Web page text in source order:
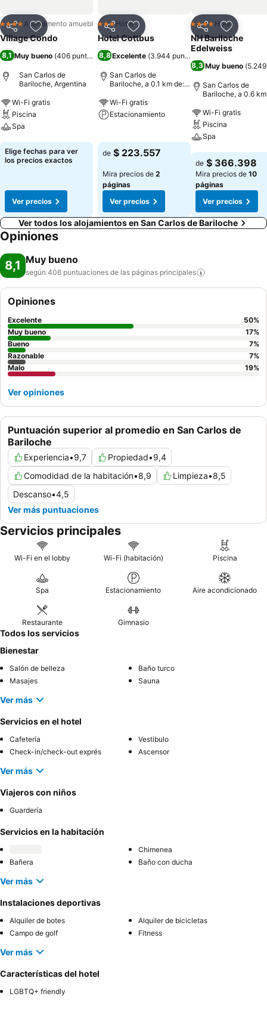
CompartirAgregar a favoritos
4 EstrellasApartamento amueblado
Village Condo
8,1 Muy bueno (406 puntuaciones)
San Carlos de
Bariloche, Argentina
Wi-Fi gratis
Piscina
Spa
Ver precios
Elige fechas para ver
los precios exactos
Ver precios
CompartirAgregar a favoritos
3 Estrellas
Hotel
Hotel Cottbus
8,8Excelente (3.944 puntuaciones
San Carlos de
Bariloche, a 0.1 km de:
Wi-Fi gratis
Estacionamiento
de $ 223.557
Mira precios de 2
páginas
Ver precios
CompartirAgregar
4 EstrellasHotel
NH Bariloche
Edelweiss
8,3 Muy bueno (
San Carlos de
Bariloche, a 0.6
Wi-Fi gratis
Piscina
Spa
Ver precios
de $ 366.398
Mira precios de 10
páginas
Ver precios
Ver todos los alojamientos en San Carlos de Bariloche
Opiniones
8,1 Muy bueno
según 406 puntuaciones de las páginas principales
Puntuación superior al promedio en San Carlos de
Bariloche
Experiencia•9,7 Propiedad•9,4
Comodidad de la habitación•8,9 Limpieza•8,5
Descanso•4,5
Ver más puntuaciones
Opiniones
Excelente 50%
Muy bueno
17%
Bueno
7%
Razonable
7%
Malo
19%
Ver opiniones
Servicios principales
Wi-Fi en el lobby Wi-Fi (habitación) Piscina
Spa Estacionamiento Aire acondicionado
Restaurante Gimnasio
Todos los servicios
Bienestar
Salón de belleza
Baño turco
Masajes
Sauna
Ver más
Servicios en el hotel
Cafetería
Vestibulo
Check-in/check-out exprés
Ascensor
Ver más
Viajeros con niños
Guardería
Servicios en la habitación
Chimenea
Bañera
Baño con ducha
Ver más
Instalaciones deportivas
Alquiler de botes
Alquiler de bicicletas
Campo de golf
Fitness
Ver más
Características del hotel
LGBTQ+ friendly